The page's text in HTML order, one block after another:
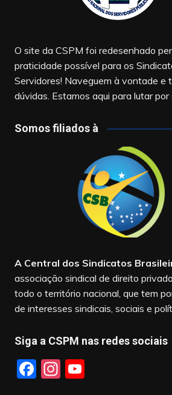
O site da CSPM foi redesenhado
praticidade possível para os
Servidores! Naveguem à vontade e
dúvidas. Estamos aqui para lutar por
Somos filiados à
A Central dos Sindicatos
associação sindical de direito
todo o território nacional, que tem
de interesses sindicais, sociais e
Siga a CSPM nas redes sociais
F In Y